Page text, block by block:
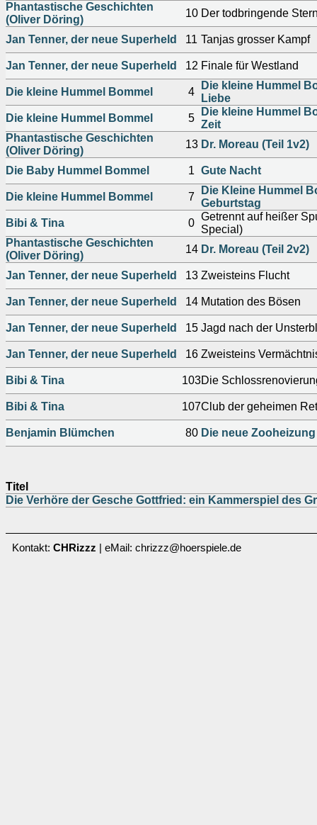
Phantastische Geschichten
(Oliver Döring)
10 Der todbringende
Jan Tenner, der neue Superheld 11 Tanjas grosser Kampf
Jan Tenner, der neue Superheld 12 Finale für Westland
Die kleine Hummel Bommel 4
Die kleine Hummel
Liebe
Die kleine Hummel Bommel
5
Die kleine Hummel
Zeit
Phantastische Geschichten
(Oliver Döring)
13 Dr. Moreau (Teil 1v2)
Die Baby Hummel Bommel 1 Gute Nacht
Die kleine Hummel Bommel 7
Die Kleine Hummel
Geburtstag
Bibi & Tina
0
Getrennt auf heißer
Special)
Phantastische Geschichten
(Oliver Döring)
14 Dr. Moreau (Teil 2v2)
Jan Tenner, der neue Superheld 13 Zweisteins Flucht
Jan Tenner, der neue Superheld 14 Mutation des Bösen
Jan Tenner, der neue Superheld 15 Jagd nach der
Jan Tenner, der neue Superheld 16 Zweisteins
Bibi & Tina 103Die
Bibi & Tina 107Club der geheimen
Benjamin Blümchen 80 Die neue
Titel
Die Verhöre der Gesche Gottfried: ein Kammerspiel des
Kontakt: CHRizzz | eMail: chrizzz@hoerspiele.de